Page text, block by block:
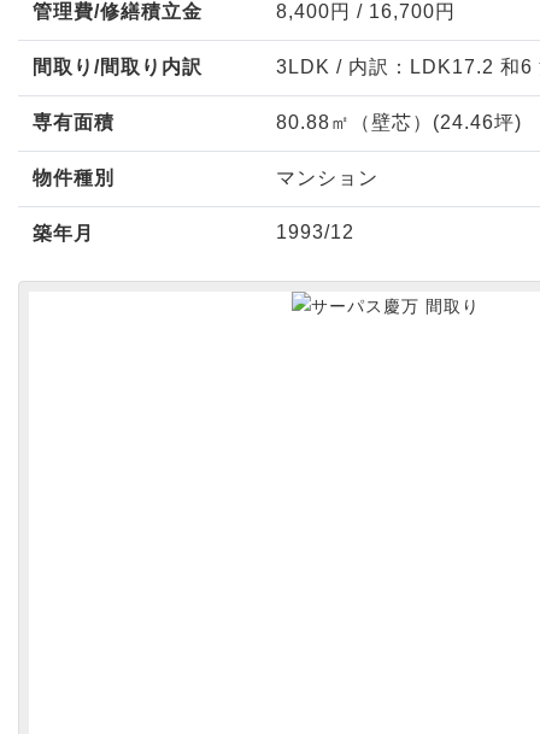
管理費/修繕積立金 8,400円 / 16,700円
間取り/間取り内訳 3LDK / 内訳：LDK17.2 和6
専有面積 80.88㎡（壁芯）(24.46坪)
物件種別 マンション
築年月 1993/12